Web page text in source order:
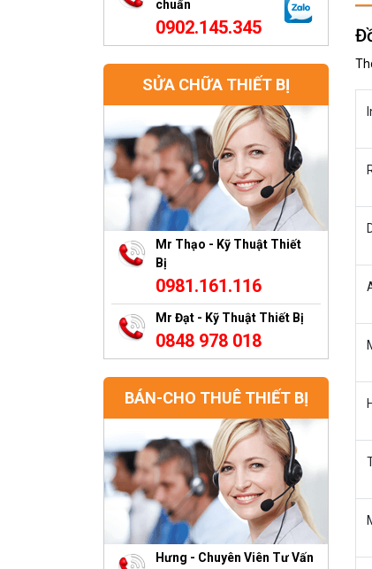
chuẩn
0902.145.345
SỬA CHỮA THIẾT BỊ
Mr Thạo - Kỹ Thuật Thiết
Bị
0981.161.116
Mr Đạt - Kỹ Thuật Thiết Bị
0848 978 018
BÁN-CHO THUÊ THIẾT BỊ
Hưng - Chuyên Viên Tư Vấn